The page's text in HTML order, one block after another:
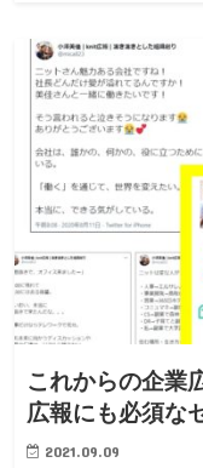
これからの企業
広報にも必須な
2021.09.09